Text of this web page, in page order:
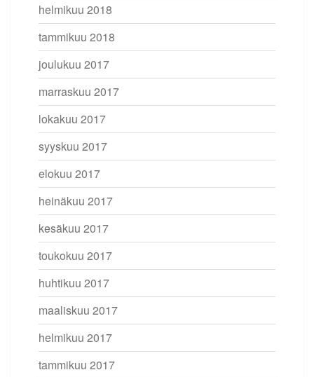
helmikuu 2018
tammikuu 2018
joulukuu 2017
marraskuu 2017
lokakuu 2017
syyskuu 2017
elokuu 2017
heinäkuu 2017
kesäkuu 2017
toukokuu 2017
huhtikuu 2017
maaliskuu 2017
helmikuu 2017
tammikuu 2017